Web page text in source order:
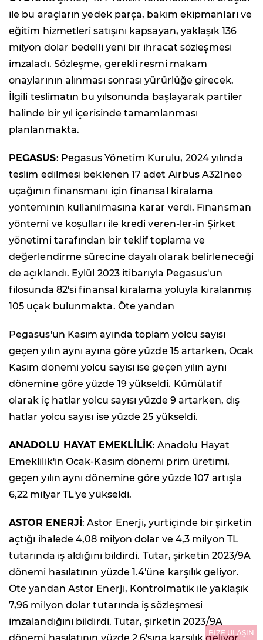
ile bu araçların yedek parça, bakım ekipmanları ve
eğitim hizmetleri satışını kapsayan, yaklaşık 136
milyon dolar bedelli yeni bir ihracat sözleşmesi
imzaladı. Sözleşme, gerekli resmi makam
onaylarının alınması sonrası yürürlüğe girecek.
İlgili teslimatın bu yılsonunda başlayarak partiler
halinde bir yıl içerisinde tamamlanması
planlanmakta.
PEGASUS: Pegasus Yönetim Kurulu, 2024 yılında
teslim edilmesi beklenen 17 adet Airbus A321neo
uçağının finansmanı için finansal kiralama
yönteminin kullanılmasına karar verdi. Finansman
yöntemi ve koşulları ile kredi veren-ler-in Şirket
yönetimi tarafından bir teklif toplama ve
değerlendirme sürecine dayalı olarak belirleneceği
de açıklandı. Eylül 2023 itibarıyla Pegasus'un
filosunda 82'si finansal kiralama yoluyla kiralanmış
105 uçak bulunmakta. Öte yandan
Pegasus'un Kasım ayında toplam yolcu sayısı
geçen yılın aynı ayına göre yüzde 15 artarken, Ocak
Kasım dönemi yolcu sayısı ise geçen yılın aynı
dönemine göre yüzde 19 yükseldi. Kümülatif
olarak iç hatlar yolcu sayısı yüzde 9 artarken, dış
hatlar yolcu sayısı ise yüzde 25 yükseldi.
ANADOLU HAYAT EMEKLİLİK: Anadolu Hayat
Emeklilik'in Ocak-Kasım dönemi prim üretimi,
geçen yılın aynı dönemine göre yüzde 107 artışla
6,22 milyar TL'ye yükseldi.
ASTOR ENERJİ: Astor Enerji, yurtiçinde bir şirketin
açtığı ihalede 4,08 milyon dolar ve 4,3 milyon TL
tutarında iş aldığını bildirdi. Tutar, şirketin 2023/9A
dönemi hasılatının yüzde 1.4'üne karşılık geliyor.
Öte yandan Astor Enerji, Kontrolmatik ile yaklaşık
7,96 milyon dolar tutarında iş sözleşmesi
imzalandığını bildirdi. Tutar, şirketin 2023/9A
dönemi hasılatının yüzde 2.6'sına karşılık geliyor.
BİZE ULAŞIN